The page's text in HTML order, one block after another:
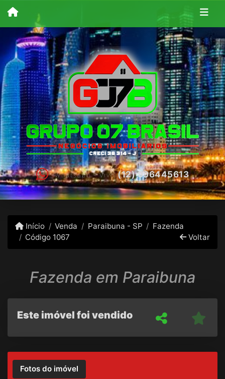
Whatsapp - Vivo(12) 996445613
Início Venda Paraibuna - SP
Fazenda
Código 1067
Voltar
Fazenda em Paraibuna
Este imóvel foi vendido
Fotos do imóvel